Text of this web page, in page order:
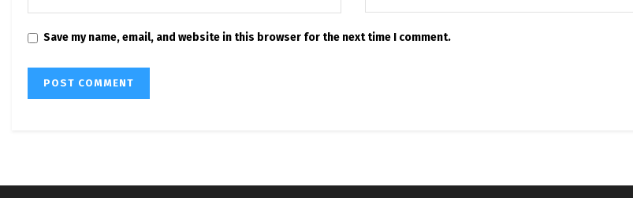
Save my name, email, and website in this browser for the next time I comment.